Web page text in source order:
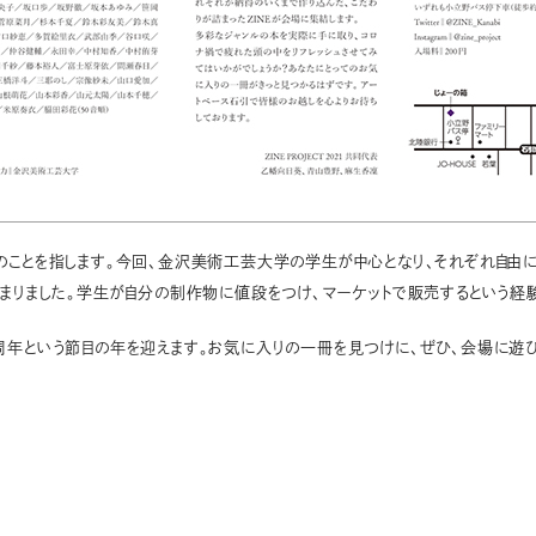
を指します。今回、金沢美術工芸大学の学生が中心となり、それぞれ自由
ました。学生が自分の制作物に値段をつけ、マーケットで販売するという経
という節目の年を迎えます。お気に入りの一冊を見つけに、ぜひ、会場に遊